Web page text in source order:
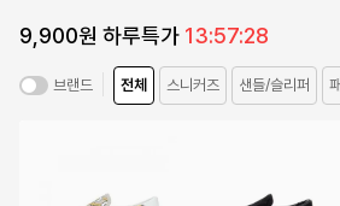
9,900원 하루특가 13:57:27
브랜드 전체 스니커즈 샌들/슬리퍼